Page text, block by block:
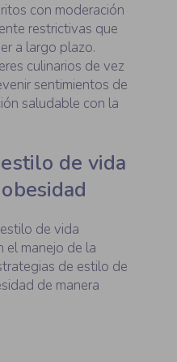
con moderación
restrictivas que
a largo plazo.
culinarios de vez
sentimientos de
saludable con la
de vida
de vida
el manejo de la
de estilo de
de manera